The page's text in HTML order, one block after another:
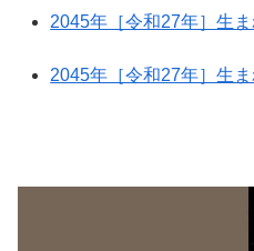
2045年［令和27年］生
2045年［令和27年］生